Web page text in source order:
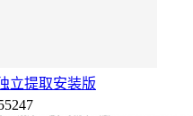
立提取安装版